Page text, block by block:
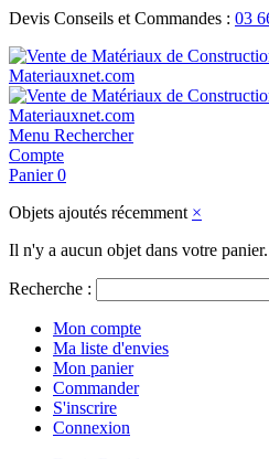
Devis Conseils et Commandes : 03
Menu Rechercher
Compte
Panier 0
Objets ajoutés récemment ×
Il n'y a aucun objet dans votre panier.
Recherche :
Mon compte
Ma liste d'envies
Mon panier
Commander
S'inscrire
Connexion